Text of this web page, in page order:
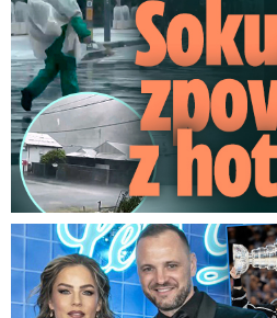
Na Gáboríka se sypou obvinění z